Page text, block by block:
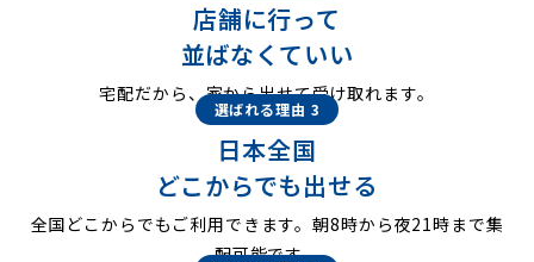
店舗に行って
並ばなくていい
宅配だから、家から出せて受け取れます。
選ばれる理由 3
日本全国
どこからでも出せる
全国どこからでもご利用できます。朝8時から夜21時まで集
配可能です。